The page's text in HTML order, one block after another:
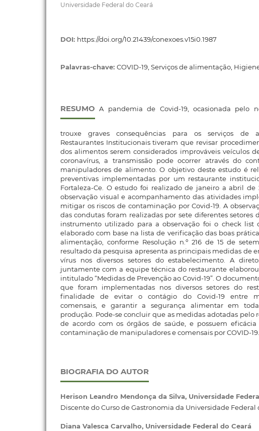
Universidade Federal do Ceará
DOI: https://doi.org/10.21439/conexoes.v15i0.1987
Palavras-chave: COVID-19, Serviços de alimentação,
RESUMO A pandemia de Covid-19, ocasionada pelo
trouxe graves consequências para os serviços de
Restaurantes Institucionais tiveram que revisar
dos alimentos serem considerados improváveis veículos
coronavírus, a transmissão pode ocorrer através do
manipuladores de alimento. O objetivo deste estudo é
preventivas implementadas por um restaurante
Fortaleza-Ce. O estudo foi realizado de janeiro a abril de
observação visual e acompanhamento das atividades
mitigar os riscos de contaminação por Covid-19. A
das condutas foram realizadas por sete diferentes setores
instrumento utilizado para a observação foi o check list
elaborado com base na lista de verificação das boas
alimentação, conforme Resolução n.º 216 de 15 de
resultado da pesquisa apresenta as principais medidas de
vírus nos diversos setores do estabelecimento. A
juntamente com a equipe técnica do restaurante
intitulado “Medidas de Prevenção ao Covid-19”. O
que foram implementadas nos diversos setores do
finalidade de evitar o contágio do Covid-19 entre
comensais, e garantir a segurança alimentar em
produção. Pode-se concluir que as medidas adotadas pelo
de acordo com os órgãos de saúde, e possuem
contaminação de manipuladores e comensais por COVID-19.
BIOGRAFIA DO AUTOR
Herison Leandro Mendonça da Silva, Universidade
Discente do Curso de Gastronomia da Universidade Federal
Diana Valesca Carvalho, Universidade Federal do Ceará